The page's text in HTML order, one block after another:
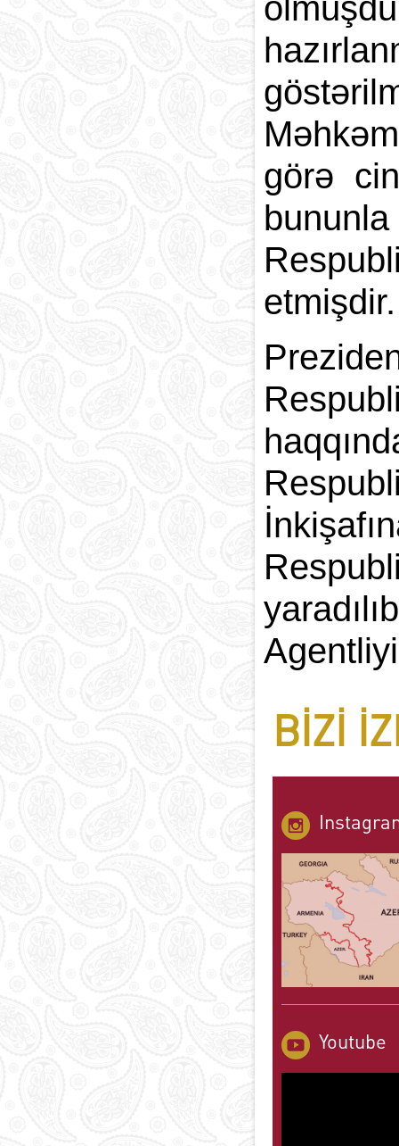
görə
etmişdir.
BIZI
Youtube